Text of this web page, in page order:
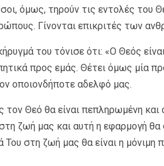
όμως, τηρούν τις εντολές του
Γίνονται επικριτές των
του τόνισε ότι: «Ο Θεός
προς εμάς. Θέτει όμως μία
οποιονδήποτε αδελφό μας.
Θεό θα είναι πεπληρωμένη και
ζωή μας και αυτή η εφαρμογή
στη ζωή μας θα είναι η μόνιμη